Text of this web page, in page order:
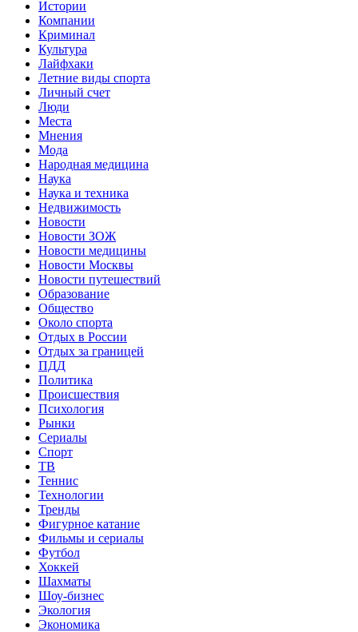
Истории
Компании
Криминал
Культура
Лайфхаки
Летние виды спорта
Личный счет
Люди
Места
Мнения
Мода
Народная медицина
Наука
Наука и техника
Недвижимость
Новости
Новости ЗОЖ
Новости медицины
Новости Москвы
Новости путешествий
Образование
Общество
Около спорта
Отдых в России
Отдых за границей
ПДД
Политика
Происшествия
Психология
Рынки
Сериалы
Спорт
ТВ
Теннис
Технологии
Тренды
Фигурное катание
Фильмы и сериалы
Футбол
Хоккей
Шахматы
Шоу-бизнес
Экология
Экономика